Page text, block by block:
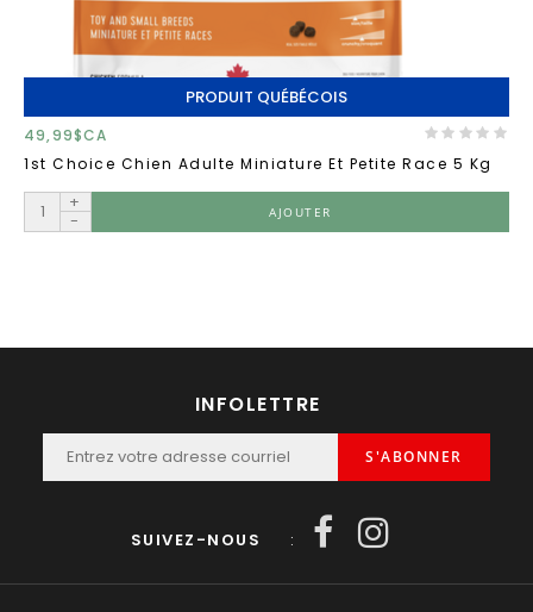
PRODUIT QUÉBÉCOIS
49,99$CA
1st Choice Chien Adulte Miniature Et Petite Race 5 Kg
+
-
AJOUTER
INFOLETTRE
S'ABONNER
SUIVEZ-NOUS :